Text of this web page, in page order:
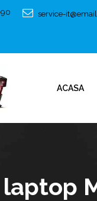
service-
ACASA